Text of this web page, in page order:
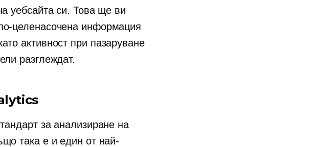
уебсайта си. Това ще ви
целенасочена информация
активност при пазаруване
разглеждат.
за анализиране на
така е и един от най-